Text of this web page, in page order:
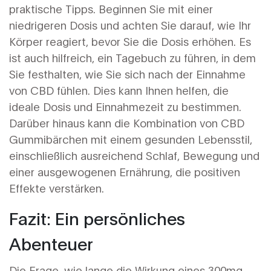
praktische Tipps. Beginnen Sie mit einer
niedrigeren Dosis und achten Sie darauf, wie Ihr
Körper reagiert, bevor Sie die Dosis erhöhen. Es
ist auch hilfreich, ein Tagebuch zu führen, in dem
Sie festhalten, wie Sie sich nach der Einnahme
von CBD fühlen. Dies kann Ihnen helfen, die
ideale Dosis und Einnahmezeit zu bestimmen.
Darüber hinaus kann die Kombination von CBD
Gummibärchen mit einem gesunden Lebensstil,
einschließlich ausreichend Schlaf, Bewegung und
einer ausgewogenen Ernährung, die positiven
Effekte verstärken.
Fazit: Ein persönliches
Abenteuer